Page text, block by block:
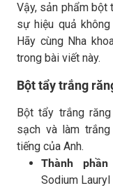
Vậy, sản phẩm bột
sự hiệu quả
Hãy cùng Nha
trong bài viết này.
Bột tẩy trắng
Bột tẩy trắng
sạch và làm
tiếng của Anh.
Thành
Sodium Lauryl